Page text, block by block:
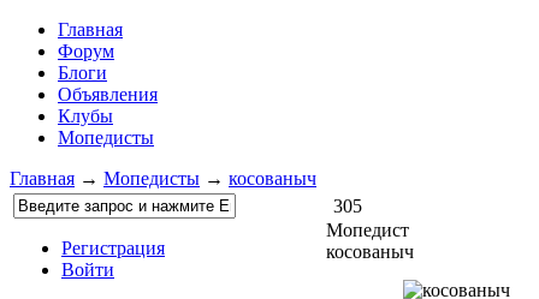
Главная
Форум
Блоги
Объявления
Клубы
Мопедисты
Главная → Мопедисты → косованыч
Регистрация
Войти
305
Мопедист
косованыч